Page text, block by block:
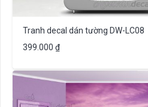
Tranh decal dán tường DW-LC08
399.000 ₫